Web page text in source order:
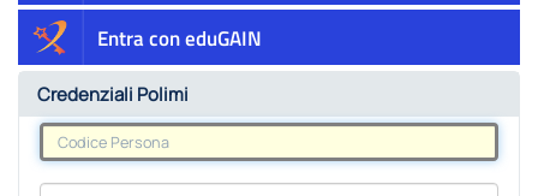
Entra con eduGAIN
Credenziali Polimi